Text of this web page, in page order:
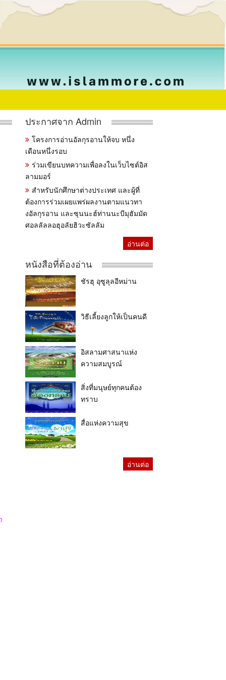
ประกาศจาก Admin
โครงการอ่านอัลกุรอานให้จบ หนึ่ง
เดือนหนึ่งรอบ
ร่วมเขียนบทความเพื่อลงในเว็บไซต์อิส
ลามมอร์
สำหรับนักศึกษาต่างประเทศ และผู้ที่
ต้องการร่วมเผยแพร่ผลงานตามแนวทา
งอัลกุรอาน และซุนนะฮ์ท่านนะบีมุฮัมมัด
ศอลลัลลอฮุอลัยฮิวะซัลลัม
อ่านต่อ
หนังสือที่ต้องอ่าน
ชัรฮุ อุซูลุลอีหม่าน
วิธีเลี้ยงลูกให้เป็นคนดี
อิสลามศาสนาแห่ง
ความสมบูรณ์
สิ่งที่มนุษย์ทุกคนต้อง
ทราบ
สื่อแห่งความสุข
อ่านต่อ